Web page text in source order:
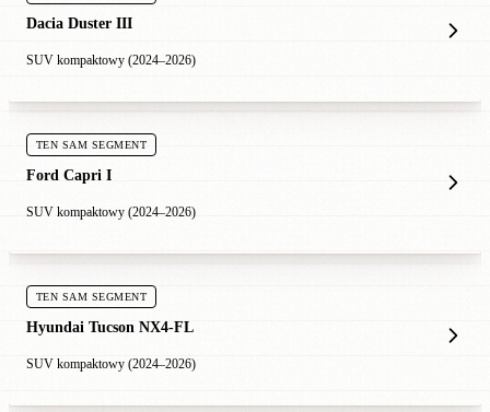
Dacia Duster III
SUV kompaktowy (2024–2026)
TEN SAM SEGMENT
Ford Capri I
SUV kompaktowy (2024–2026)
TEN SAM SEGMENT
Hyundai Tucson NX4-FL
SUV kompaktowy (2024–2026)